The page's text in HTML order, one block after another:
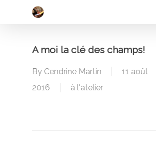
contentA moi la clé des champs!
By Cendrine Martin
11 août
2016
à l'atelier